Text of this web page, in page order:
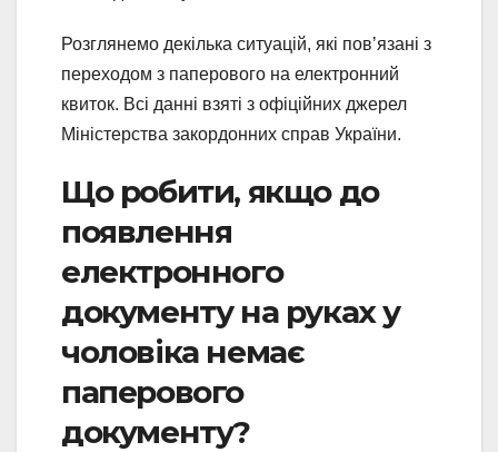
Розглянемо декілька ситуацій, які повʼязані з
переходом з паперового на електронний
квиток. Всі данні взяті з офіційних джерел
Міністерства закордонних справ України.
Що робити, якщо до
появлення
електронного
документу на руках у
чоловіка немає
паперового
документу?